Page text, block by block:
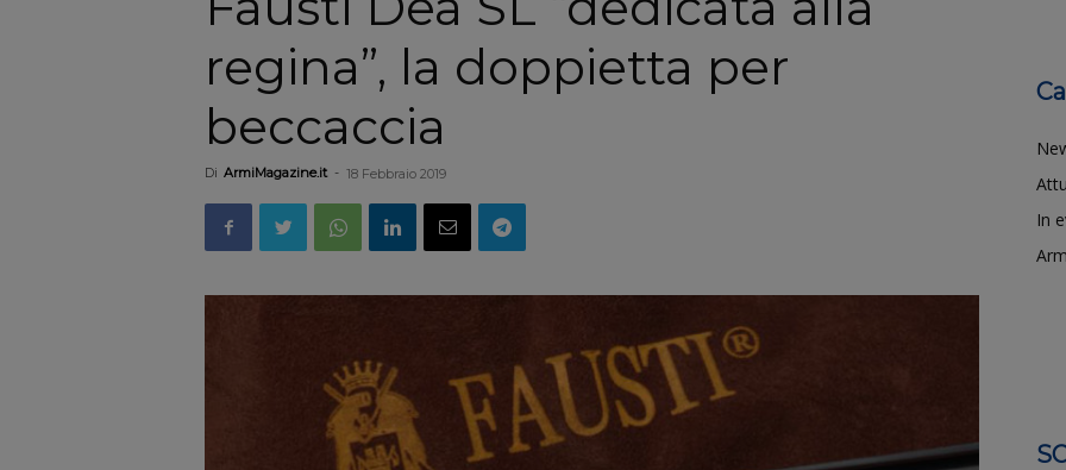
regina”, la doppietta per
beccaccia
Di ArmiMagazine.it - 18 Febbraio 2019
In